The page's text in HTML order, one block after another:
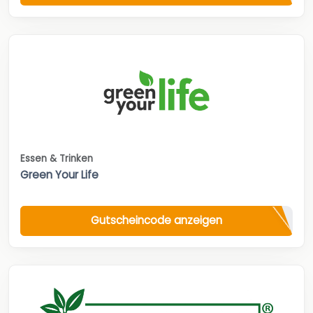
Essen & Trinken
Green Your Life
Gutscheincode anzeigen